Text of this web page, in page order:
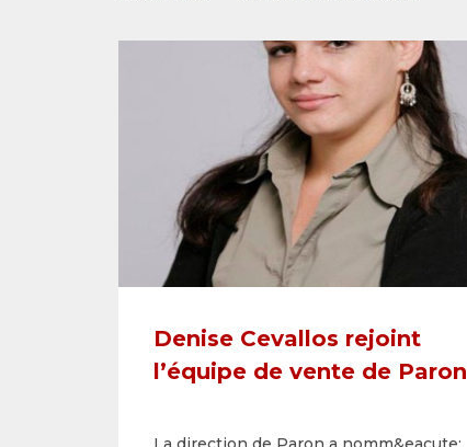
Denise Cevallos rejoint
l’équipe de vente de Paron